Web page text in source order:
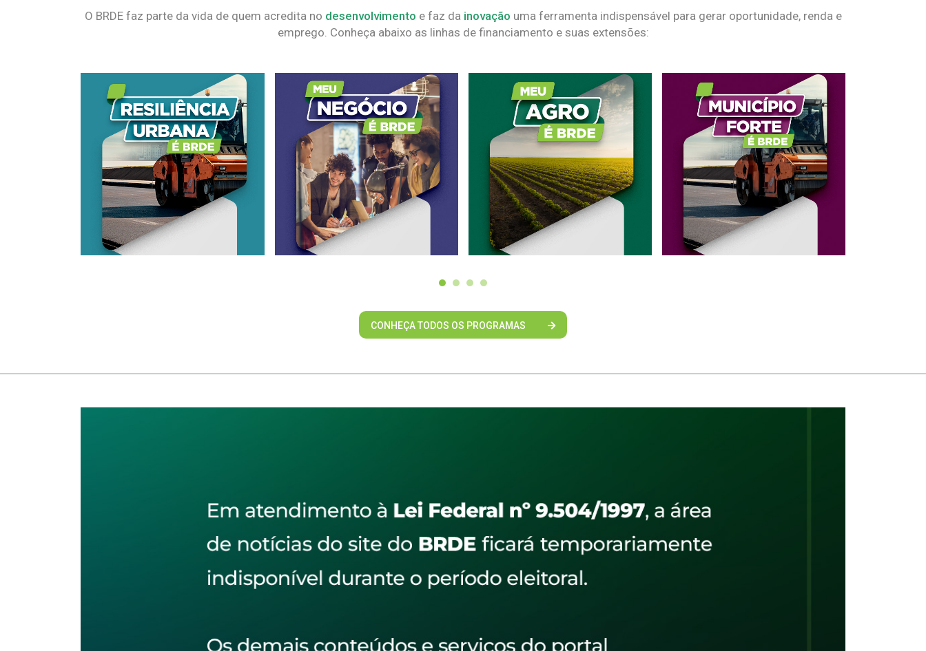
O BRDE faz parte da vida de quem acredita no desenvolvimento e faz da inovação uma ferramenta indispensável para gerar oportunidade, renda e
emprego. Conheça abaixo as linhas de financiamento e suas extensões:
CONHEÇA TODOS OS PROGRAMAS